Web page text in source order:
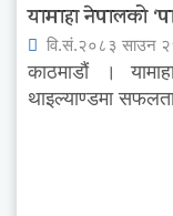
यामाहा नेपालको
वि.सं.२०८३ साउन
काठमाडौं ।
थाइल्याण्डमा